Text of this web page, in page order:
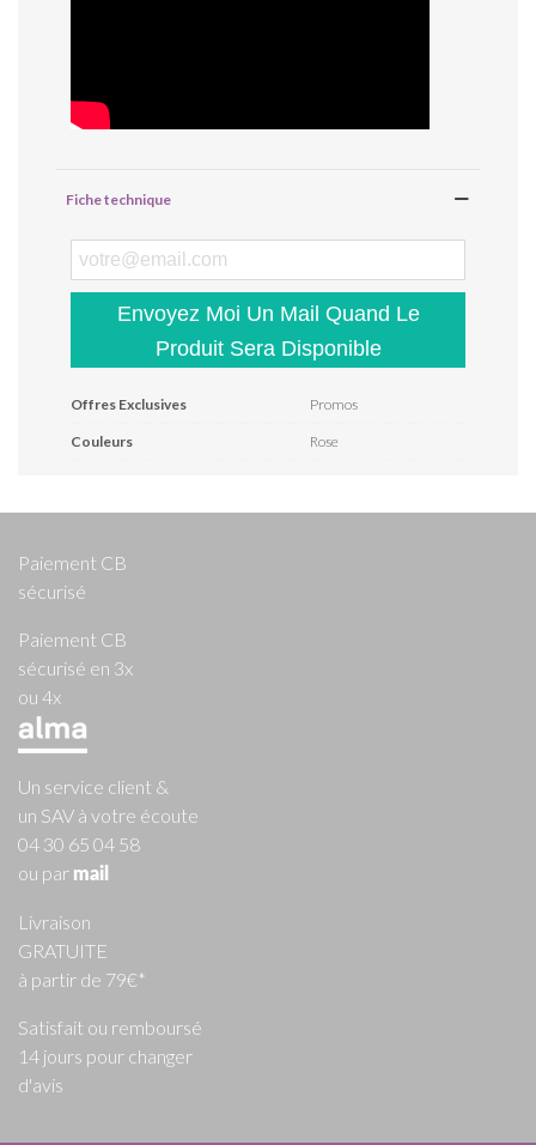
Fiche technique
Envoyez Moi Un Mail Quand Le
Produit Sera Disponible
Offres Exclusives Promos
Couleurs Rose
Paiement CB
sécurisé
Paiement CB
sécurisé en 3x
ou 4x
Un service client &
un SAV à votre écoute
04 30 65 04 58
ou par mail
Livraison
GRATUITE
à partir de 79€*
Satisfait ou remboursé
14 jours pour changer
d'avis